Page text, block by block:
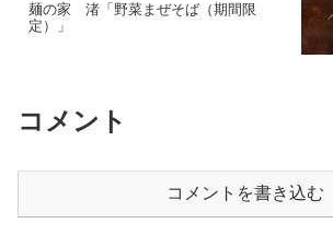
麺の家 渚「野菜まぜそば（期間限
定）」
コメント
コメントを書き込む